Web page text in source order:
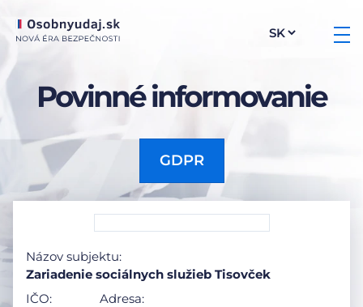
Povinné informovanie
GDPR
Názov subjektu:
Zariadenie sociálnych služieb Tisovček
IČO:
Adresa: